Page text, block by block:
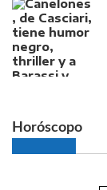
Horóscopo